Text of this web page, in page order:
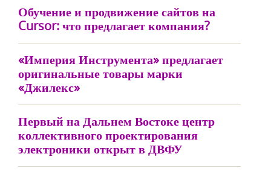
Обучение и продвижение сайтов на
Cursor: что предлагает компания?
«Империя Инструмента» предлагает
оригинальные товары марки
«Джилекс»
Первый на Дальнем Востоке центр
коллективного проектирования
электроники открыт в ДВФУ